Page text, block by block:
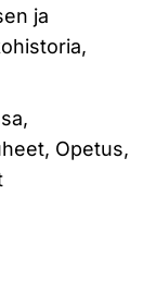
ja
Opetus,